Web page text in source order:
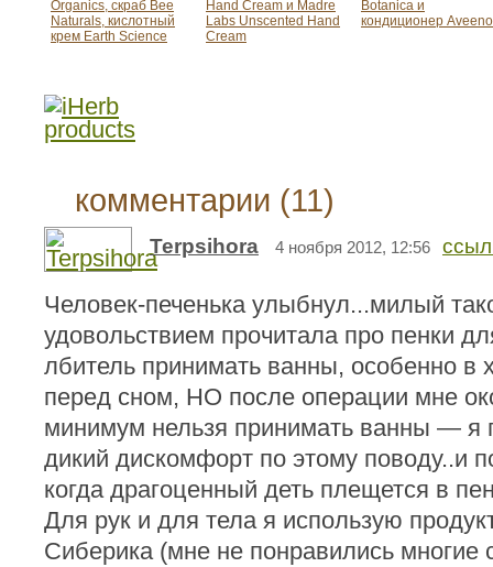
Organics, скраб Bee
Naturals, кислотный
крем Earth Science
Hand Cream и Madre
Labs Unscented Hand
Cream
Botanica и
кондиционер Aveeno
комментарии (11)
Terpsihora 4 ноября 2012, 12:56
Человек-печенька улыбнул...милый
удовольствием прочитала про пенки
лбитель принимать ванны, особенно в
перед сном, НО после операции мне
минимум нельзя принимать ванны — я
дикий дискомфорт по этому поводу..и
когда драгоценный деть плещется в
Для рук и для тела я использую
Сиберика (мне не понравились многие